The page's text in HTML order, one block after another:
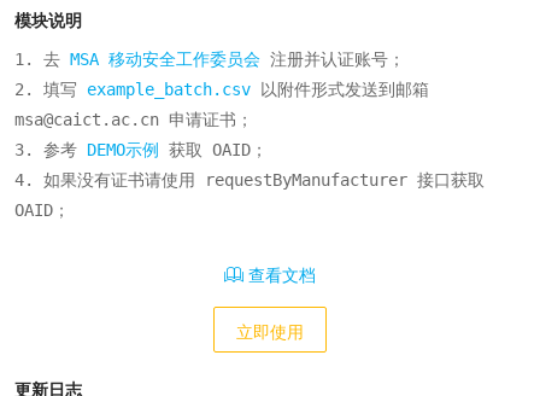
模块说明
1. 去 MSA 移动安全工作委员会 注册并认证账号；
2. 填写 example_batch.csv 以附件形式发送到邮箱
msa@caict.ac.cn 申请证书；
3. 参考 DEMO示例
获取 OAID；
4. 如果没有证书请使用 requestByManufacturer 接口获取
OAID；
查看文档
立即使用
更新日志